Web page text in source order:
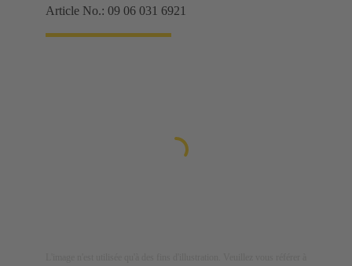
Article No.: 09 06 031 6921